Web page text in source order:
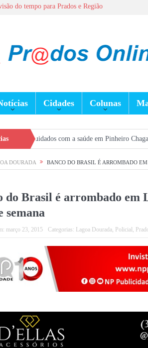
do tempo para Prados e Região
Cidades Colunas
e cuidados com a saúde em Pinheiro Chagas
DOURADA BANCO DO BRASIL É ARROMBADO
do Brasil é arrombado em
semana
março 23, 2015 Categorias: Lagoa Dourada, Policial ,